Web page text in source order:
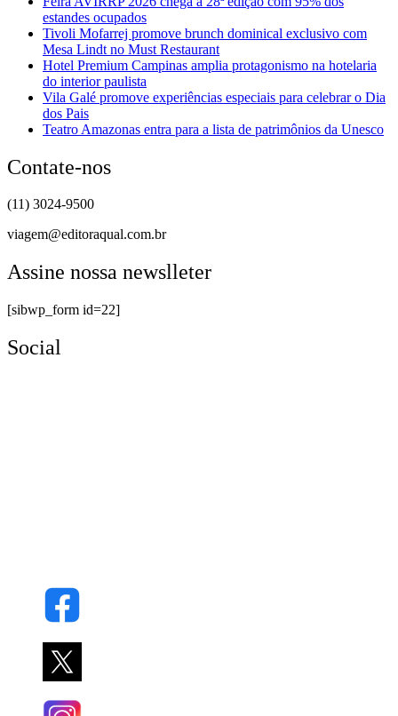
estandes ocupados
Tivoli Mofarrej promove brunch dominical exclusivo com
Mesa Lindt no Must Restaurant
Hotel Premium Campinas amplia protagonismo na hotelaria
do interior paulista
Vila Galé promove experiências especiais para celebrar o Dia
dos Pais
Teatro Amazonas entra para a lista de patrimônios da Unesco
Contate-nos
(11) 3024-9500
viagem@editoraqual.com.br
Assine nossa newslleter
[sibwp_form id=22]
Social